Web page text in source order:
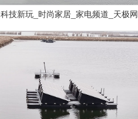
科技新玩_时尚家居_家电频道_天极网